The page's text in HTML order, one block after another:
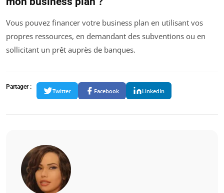
Vous pouvez financer votre business plan en utilisant vos
propres ressources, en demandant des subventions ou en
sollicitant un prêt auprès de banques.
Partager :
Twitter Facebook LinkedIn